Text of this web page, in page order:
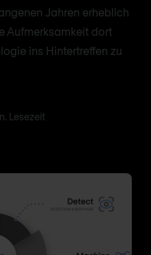
Jahren erheblich
Aufmerksamkeit dort
ins Hintertreffen zu
Lesezeit